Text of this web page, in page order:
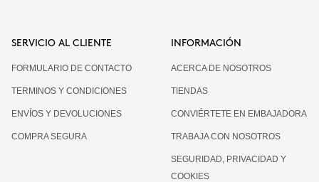
SERVICIO AL CLIENTE
FORMULARIO DE CONTACTO
TERMINOS Y CONDICIONES
ENVÍOS Y DEVOLUCIONES
COMPRA SEGURA
INFORMACIÓN
ACERCA DE NOSOTROS
TIENDAS
CONVIÉRTETE EN EMBAJADORA
TRABAJA CON NOSOTROS
SEGURIDAD, PRIVACIDAD Y
COOKIES